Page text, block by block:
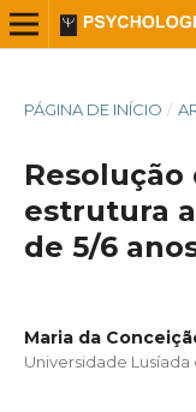
PÁGINA DE INÍCIO /
estrutura
de 5/6
Maria da
Universidade